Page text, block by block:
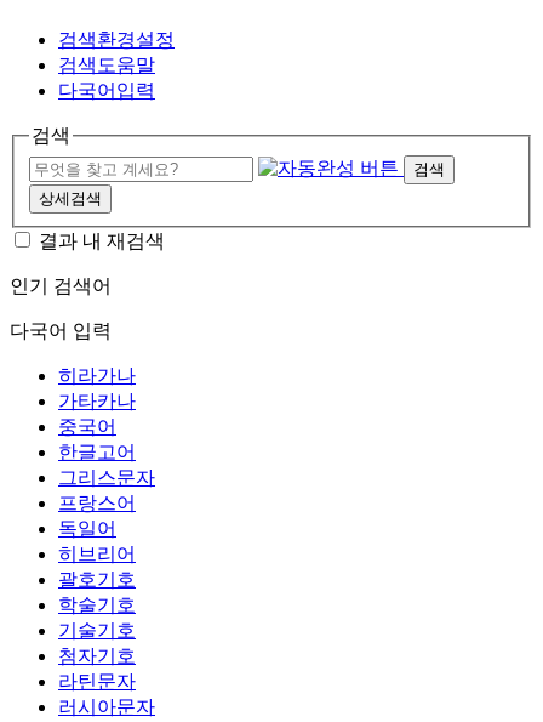
검색환경설정
검색도움말
다국어입력
검색
검색
상세검색
결과 내 재검색
인기 검색어
다국어 입력
히라가나
가타카나
중국어
한글고어
그리스문자
프랑스어
독일어
히브리어
괄호기호
학술기호
기술기호
첨자기호
라틴문자
러시아문자